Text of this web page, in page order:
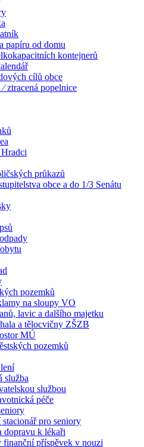
papíru od domu
kontejnerů
cílů obce
ztracená popelnice
průkazů
obce a do 1/3 Senátu
pozemků
na sloupy VO
lavic a dalšího majetku
a tělocvičny ZŠZB
MÚ
pozemků
služba
službou
péče
pro seniory
dopravu k lékaři
finanční příspěvek v nouzi